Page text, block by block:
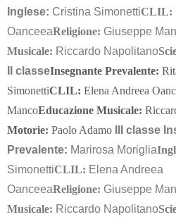
Inglese: Cristina SimonettiCLIL:
OanceeaReligione: Giuseppe
Musicale: Riccardo Napolitano
II classeInsegnante Prevalente:
SimonettiCLIL: Elena Andreea
MancoEducazione Musicale:
Motorie: Paolo Adamo III classe
Prevalente: Marirosa Moriglia
SimonettiCLIL: Elena Andreea
OanceeaReligione: Giuseppe
Musicale: Riccardo Napolitano